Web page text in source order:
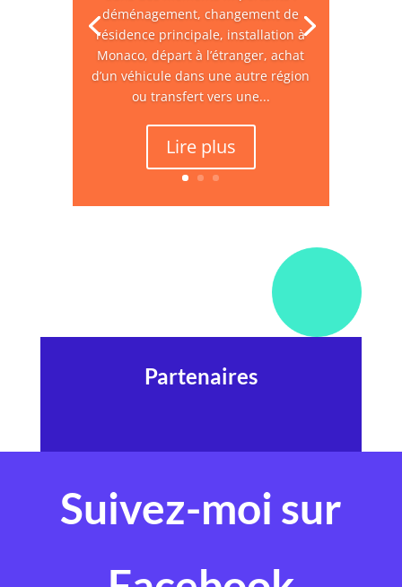
déménagement, changement de
résidence principale, installation à
Monaco, départ à l’étranger, achat
d’un véhicule dans une autre région
ou transfert vers une...
Lire plus
Partenaires
Suivez-moi sur